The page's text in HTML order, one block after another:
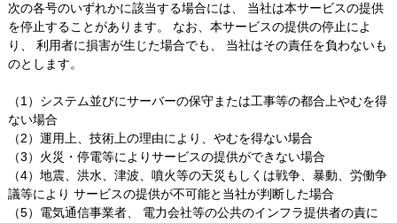
次の各号のいずれかに該当する場合には、 当社は本サービスの提供
を停止することがあります。 なお、本サービスの提供の停止によ
り、 利用者に損害が生じた場合でも、 当社はその責任を負わないも
のとします。
（1）システム並びにサーバーの保守または工事等の都合上やむを得
ない場合
（2）運用上、技術上の理由により、やむを得ない場合
（3）火災・停電等によりサービスの提供ができない場合
（4）地震、洪水、津波、噴火等の天災もしくは戦争、暴動、労働争
議等により サービスの提供が不可能と当社が判断した場合
（5）電気通信事業者、 電力会社等の公共のインフラ提供者の責に